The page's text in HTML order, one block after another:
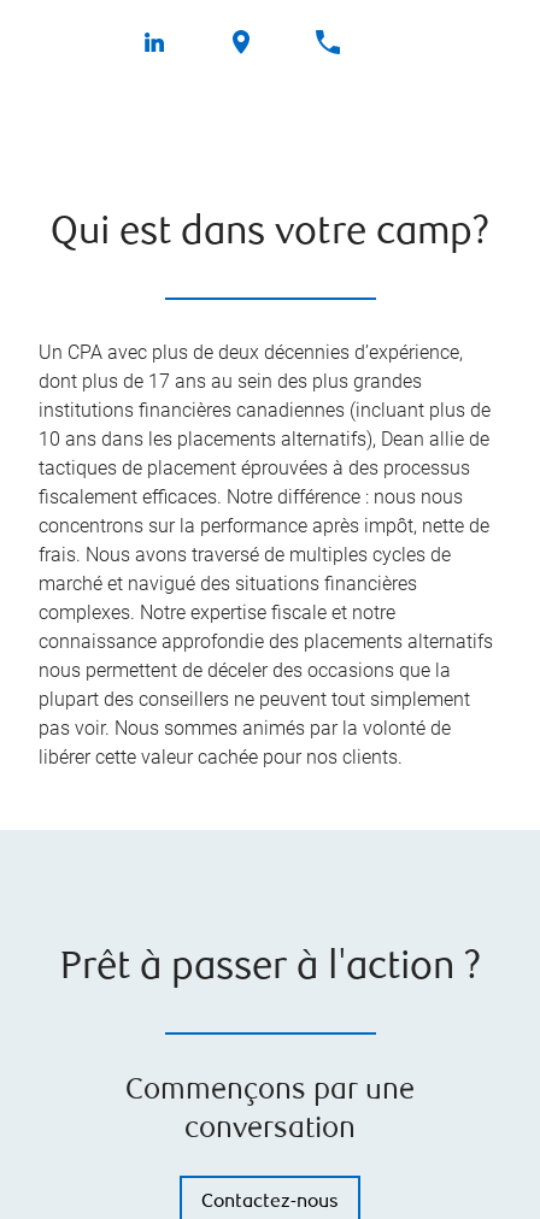
Qui est dans votre camp?
Un CPA avec plus de deux décennies d’expérience,
dont plus de 17 ans au sein des plus grandes
institutions financières canadiennes (incluant plus de
10 ans dans les placements alternatifs), Dean allie de
tactiques de placement éprouvées à des processus
fiscalement efficaces. Notre différence : nous nous
concentrons sur la performance après impôt, nette de
frais. Nous avons traversé de multiples cycles de
marché et navigué des situations financières
complexes. Notre expertise fiscale et notre
connaissance approfondie des placements alternatifs
nous permettent de déceler des occasions que la
plupart des conseillers ne peuvent tout simplement
pas voir. Nous sommes animés par la volonté de
libérer cette valeur cachée pour nos clients.
Prêt à passer à l'action ?
Commençons par une
conversation
Contactez-nous